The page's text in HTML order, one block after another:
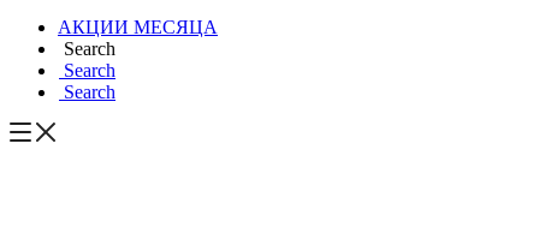
АКЦИИ МЕСЯЦА
Search
Search
Search